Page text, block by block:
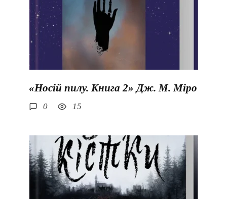
«Носій пилу. Книга 2» Дж. М. Міро
0 15